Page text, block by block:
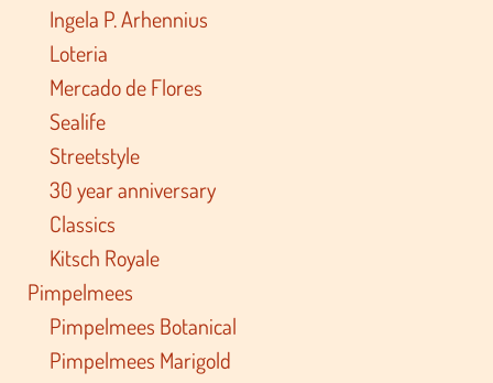
Ingela P. Arhennius
Loteria
Mercado de Flores
Sealife
Streetstyle
30 year anniversary
Classics
Kitsch Royale
Pimpelmees
Pimpelmees Botanical
Pimpelmees Marigold